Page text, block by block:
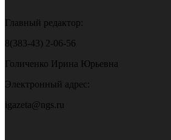
Главный редактор:
8(383-43) 2-06-56
Голиченко Ирина Юрьевна
Электронный адрес:
igazeta@ngs.ru